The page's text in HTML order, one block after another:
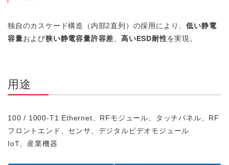
独自のカスケード構造（内部2直列）の採用により、低い静電
容量および狭い静電容量許容差 、高いESD耐性を実現。
用途
100 / 1000-T1 Ethernet、RFモジュール、タッチパネル、RF
フロントエンド、センサ、デジタルビデオモジュール
IoT、産業機器